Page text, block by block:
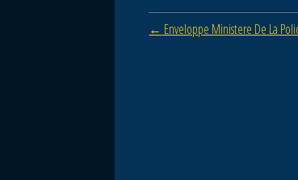
b
o
Post navigation
← Enveloppe Ministere De La